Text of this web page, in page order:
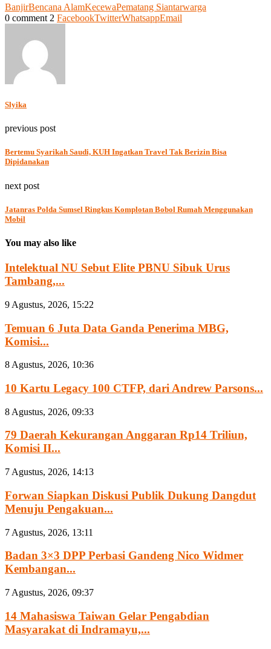
BanjirBencana AlamKecewaPematang Siantarwarga
0 comment 2 FacebookTwitterWhatsappEmail
Slyika
previous post
Bertemu Syarikah Saudi, KUH Ingatkan Travel Tak Berizin Bisa
Dipidanakan
next post
Jatanras Polda Sumsel Ringkus Komplotan Bobol Rumah Menggunakan
Mobil
You may also like
Intelektual NU Sebut Elite PBNU Sibuk Urus
Tambang,...
9 Agustus, 2026, 15:22
Temuan 6 Juta Data Ganda Penerima MBG,
Komisi...
8 Agustus, 2026, 10:36
10 Kartu Legacy 100 CTFP, dari Andrew Parsons...
8 Agustus, 2026, 09:33
79 Daerah Kekurangan Anggaran Rp14 Triliun,
Komisi II...
7 Agustus, 2026, 14:13
Forwan Siapkan Diskusi Publik Dukung Dangdut
Menuju Pengakuan...
7 Agustus, 2026, 13:11
Badan 3×3 DPP Perbasi Gandeng Nico Widmer
Kembangan...
7 Agustus, 2026, 09:37
14 Mahasiswa Taiwan Gelar Pengabdian
Masyarakat di Indramayu,...